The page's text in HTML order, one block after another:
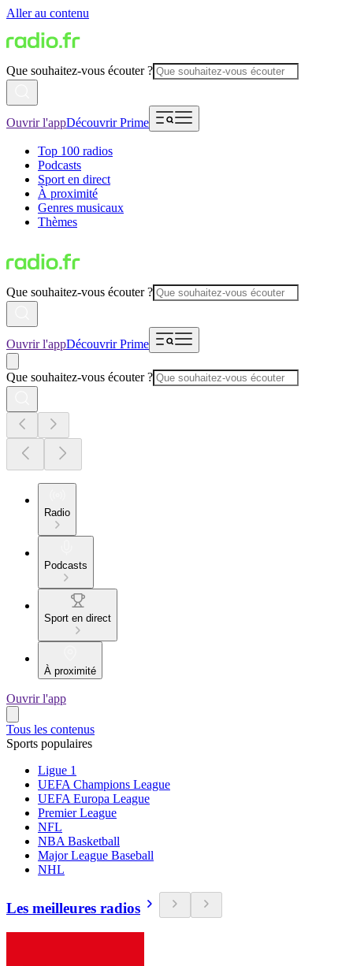
Aller au contenu
Que souhaitez-vous écouter ?
Ouvrir l'appDécouvrir Prime
Top 100 radios
Podcasts
Sport en direct
À proximité
Genres musicaux
Thèmes
Que souhaitez-vous écouter ?
Ouvrir l'appDécouvrir Prime
Que souhaitez-vous écouter ?
Radio
Podcasts
Sport en direct
À proximité
Ouvrir l'app
Tous les contenus
Sports populaires
Ligue 1
UEFA Champions League
UEFA Europa League
Premier League
NFL
NBA Basketball
Major League Baseball
NHL
Les meilleures radios